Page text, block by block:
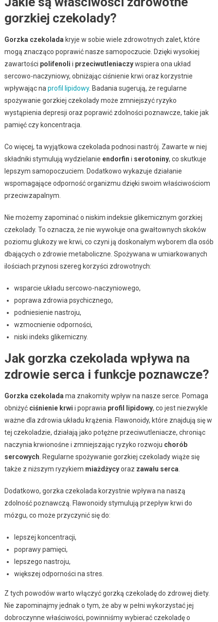
gorzkiej czekolady?
Gorzka czekolada kryje w sobie wiele zdrowotnych zalet, które
mogą znacząco poprawić nasze samopoczucie. Dzięki wysokiej
zawartości polifenoli i przeciwutleniaczywspiera ona układ
sercowo-naczyniowy, obniżając ciśnienie krwi oraz korzystnie
wpływając na profil lipidowy. Badania sugerują, że regularne
spożywanie gorzkiej czekolady może zmniejszyć ryzyko
wystąpienia depresji oraz poprawić zdolności poznawcze, takie jak
pamięć czy koncentracja.
Co więcej, ta wyjątkowa czekolada podnosi nastrój. Zawarte w niej
składniki stymulują wydzielanie endorfin i serotoniny, co skutkuje
lepszym samopoczuciem. Dodatkowo wykazuje działanie
wspomagające odporność organizmu dzięki swoim właściwościom
przeciwzapalnym.
Nie możemy zapominać o niskim indeksie glikemicznym gorzkiej
czekolady. To oznacza, że nie wywołuje ona gwałtownych skoków
poziomu glukozy we krwi, co czyni ją doskonałym wyborem dla osób
dbających o zdrowie metaboliczne. Spożywana w umiarkowanych
ilościach przynosi szereg korzyści zdrowotnych:
wsparcie układu sercowo-naczyniowego,
poprawa zdrowia psychicznego,
podniesienie nastroju,
wzmocnienie odporności,
niski indeks glikemiczny.
Jak gorzka czekolada wpływa na
zdrowie serca i funkcje poznawcze?
Gorzka czekolada ma znakomity wpływ na nasze serce. Pomaga
obniżyć ciśnienie krwi i poprawia profil lipidowy, co jest niezwykle
ważne dla zdrowia układu krążenia. Flawonoidy, które znajdują się w
tej czekoladzie, działają jako potężne przeciwutleniacze, chroniąc
naczynia krwionośne i zmniejszając ryzyko rozwoju chorób
sercowych . Regularne spożywanie gorzkiej czekolady wiąże się
także z niższym ryzykiem miażdżycyoraz zawału serca
Dodatkowo, gorzka czekolada korzystnie wpływa na naszą
zdolność poznawczą. Flawonoidy stymulują przepływ krwi do
mózgu, co może przyczynić się do:
lepszej koncentracji,
poprawy pamięci,
lepszego nastroju,
większej odporności na stres.
Z tych powodów warto włączyć gorzką czekoladę do zdrowej diety.
Nie zapominajmy jednak o tym, że aby w pełni wykorzystać jej
dobroczynne właściwości, powinniśmy wybierać czekoladę o